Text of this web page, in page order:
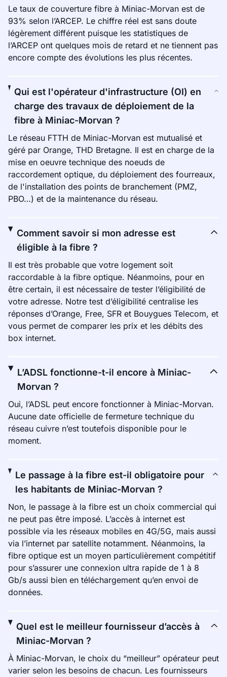
Le taux de couverture fibre à Miniac-Morvan est de
93% selon l’ARCEP. Le chiffre réel est sans doute
légèrement différent puisque les statistiques de
l’ARCEP ont quelques mois de retard et ne tiennent pas
encore compte des évolutions les plus récentes.
Qui est l'opérateur d'infrastructure (OI) en
charge des travaux de déploiement de la
fibre à Miniac-Morvan ?
Le réseau FTTH de Miniac-Morvan est mutualisé et
géré par Orange, THD Bretagne. Il est en charge de la
mise en oeuvre technique des noeuds de
raccordement optique, du déploiement des fourreaux,
de l'installation des points de branchement (PMZ,
PBO…) et de la maintenance du réseau.
Comment savoir si mon adresse est
éligible à la fibre ?
Il est très probable que votre logement soit
raccordable à la fibre optique. Néanmoins, pour en
être certain, il est nécessaire de tester l’éligibilité de
votre adresse. Notre test d’éligibilité centralise les
réponses d’Orange, Free, SFR et Bouygues Telecom, et
vous permet de comparer les prix et les débits des
box internet.
L’ADSL fonctionne-t-il encore à Miniac-
Morvan ?
Oui, l’ADSL peut encore fonctionner à Miniac-Morvan.
Aucune date officielle de fermeture technique du
réseau cuivre n’est toutefois disponible pour le
moment.
Le passage à la fibre est-il obligatoire pour
les habitants de Miniac-Morvan ?
Non, le passage à la fibre est un choix commercial qui
ne peut pas être imposé. L’accès à internet est
possible via les réseaux mobiles en 4G/5G, mais aussi
via l’internet par satellite notamment. Néanmoins, la
fibre optique est un moyen particulièrement compétitif
pour s’assurer une connexion ultra rapide de 1 à 8
Gb/s aussi bien en téléchargement qu’en envoi de
données.
Quel est le meilleur fournisseur d’accès à
Miniac-Morvan ?
À Miniac-Morvan, le choix du “meilleur” opérateur peut
varier selon les besoins de chacun. Les fournisseurs